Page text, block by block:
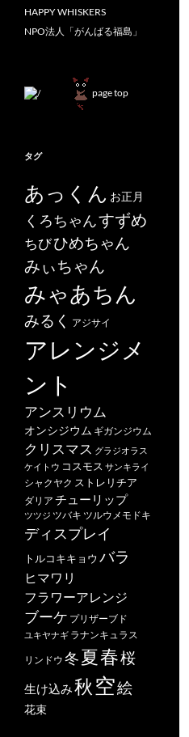
HAPPY WHISKERS
NPO法人「がんばる福島」
page top
タグ
あっくん お正月
くろちゃんすずめ
ちびひめちゃん
みぃちゃん
みゃあちん
みるく アジサイ
アレンジメ
ント
アンスリウム
オンシジウム ギガンジウム
クリスマス グラジオラス
ケイトウ コスモス サンキライ
シャクヤク ストレリチア
ダリア チューリップ
ツツジ ツバキ ツルウメモドキ
ディスプレイ
トルコキキョウ バラ
ヒマワリ
フラワーアレンジ
ブーケ プリザーブド
ユキヤナギ ラナンキュラス
リンドウ 冬夏春桜
生け込み秋 空絵
花束